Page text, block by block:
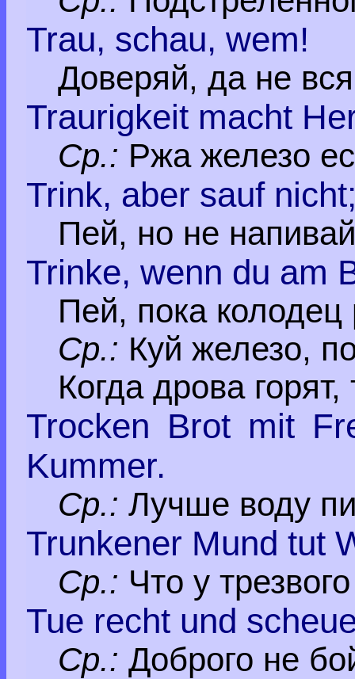
Trau, schau, wem!
Доверяй, да не
Traurigkeit macht
Ср.: Ржа железо
Trink, aber sauf
Пей, но не
Trinke, wenn du am
Пей, пока
Ср.: Куй железо,
Когда дрова
Trocken Brot mit
Kummer.
Ср.: Лучше воду
Trunkener Mund tut
Ср.: Что у
Tue recht und
Ср.: Доброго не